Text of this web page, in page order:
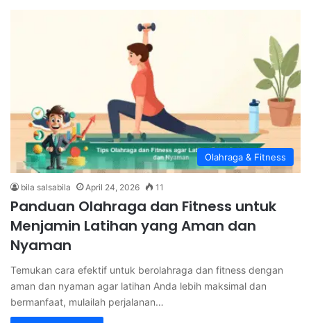
Olahraga & Fitness
bila salsabila April 24, 2026 11
Panduan Olahraga dan Fitness untuk
Menjamin Latihan yang Aman dan
Nyaman
Temukan cara efektif untuk berolahraga dan fitness dengan
aman dan nyaman agar latihan Anda lebih maksimal dan
bermanfaat, mulailah perjalanan…